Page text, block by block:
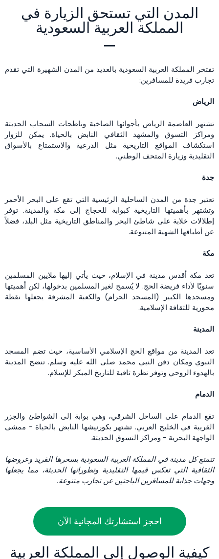
المدن التي تستحق الزيارة في
المملكة العربية السعودية
تفتخر المملكة العربية السعودية بالعديد من المدن الشهيرة التي تقدم
تجارب فريدة للمسافرين:
الرياض
تشتهر العاصمة الرياض بأجوائها الصاخبة وناطحات السحاب الحديثة
ومراكز التسوق والمشهد الثقافي النابض بالحياة. يمكن للزوار
استكشاف المواقع التاريخية مثل الدرعية والاستمتاع بالأسواق
التقليدية وزيارة المتحف الوطني.
جدة
تعتبر جدة من المدن الساحلية الرئيسية التي تقع على البحر الأحمر
وتشتهر بأهميتها التاريخية كبوابة للحجاج إلى مكة والمدينة. توفر
إطلالات خلابة على شاطئ البحر والمناطق التاريخية مثل البلد، فضلاً
عن أطباقها الشهية المتنوعة.
مكة
تعد مكة أقدس مدينة في الإسلام، حيث يأتي إليها ملايين المسلمين
سنويًا لأداء فريضة الحج. لا يُسمح لغير المسلمين بدخولها، لكن أهميتها
ومسجدها الكبير (المسجد الحرام) والكعبة المشرفة يجعلها نقطة
محورية للثقافة الإسلامية.
المدينة
تعد المدينة من مواقع الحج الإسلامي الأساسية، حيث تضم المسجد
النبوي ومكان دفن النبي محمد صلى الله عليه وسلم. تنضح المدينة
بالهدوء الروحي وتوفر نظرة ثاقبة للتاريخ المبكر للإسلام.
الدمام
تقع الدمام على الساحل الشرقي، وهي بوابة إلى الشواطئ والجزر
القريبة في الخليج العربي. تشتهر بكورنيشها النابض بالحياة - ممشى
الواجهة البحرية - ومراكز التسوق الحديثة.
تتمتع كل مدينة في المملكة العربية السعودية بسحرها الفريد وعروضها
الثقافية التي تعكس قيمها التقليدية وتطوراتها الحديثة، مما يجعلها
وجهات جذابة للمسافرين الباحثين عن تجارب متنوعة.
احجز استشارتك المجانية الآن
كيفية الوصول إلى المملكة العربية